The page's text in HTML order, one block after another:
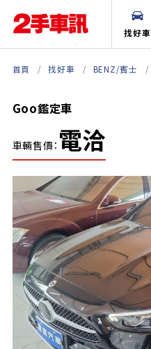
找好車
首頁 找好車 BENZ/賓士
Goo鑑定車
車輛售價： 電洽